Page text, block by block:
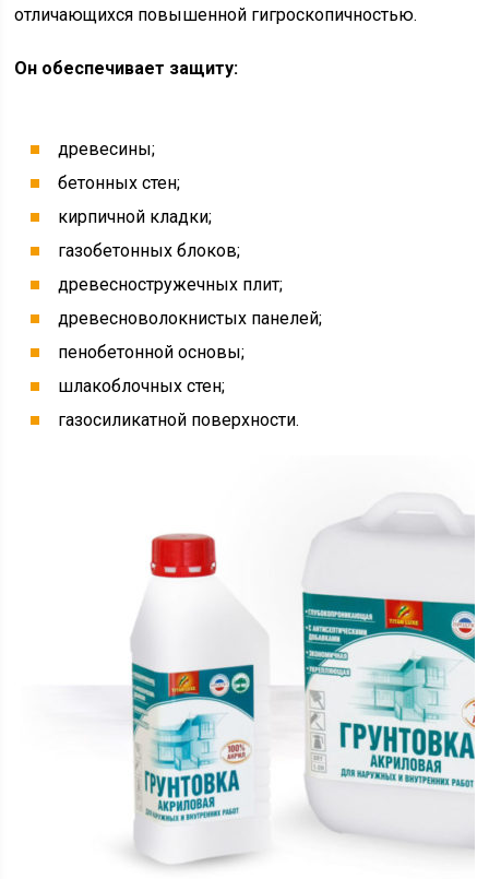
отличающихся повышенной гигроскопичностью.
Он обеспечивает защиту:
древесины;
бетонных стен;
кирпичной кладки;
газобетонных блоков;
древесностружечных плит;
древесноволокнистых панелей;
пенобетонной основы;
шлакоблочных стен;
газосиликатной поверхности.